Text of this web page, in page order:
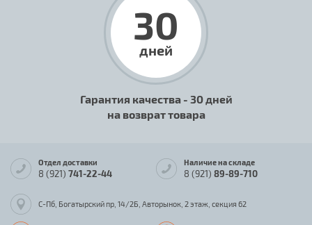
30
дней
Гарантия качества - 30 дней
на возврат товара
Отдел доставки
8 (921) 741-22-44
Наличие на складе
8 (921) 89-89-710
С-Пб, Богатырский пр, 14/2Б, Авторынок, 2 этаж, секция 62